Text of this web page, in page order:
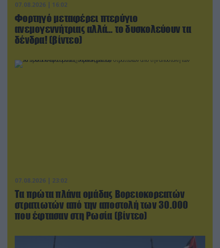
07.08.2026 | 16:02
Φορτηγό μεταφέρει πτερύγιο
ανεμογεννήτριας αλλά… το δυσκολεύουν τα
δένδρα! (βίντεο)
07.08.2026 | 23:02
Τα πρώτα πλάνα ομάδας Βορειοκορεατών
στρατιωτών από την αποστολή των 30.000
που έφτασαν στη Ρωσία (βίντεο)